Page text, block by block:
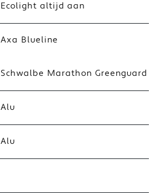
Ecolight altijd aan
Axa Blueline
Schwalbe Marathon Greenguard
Alu
Alu